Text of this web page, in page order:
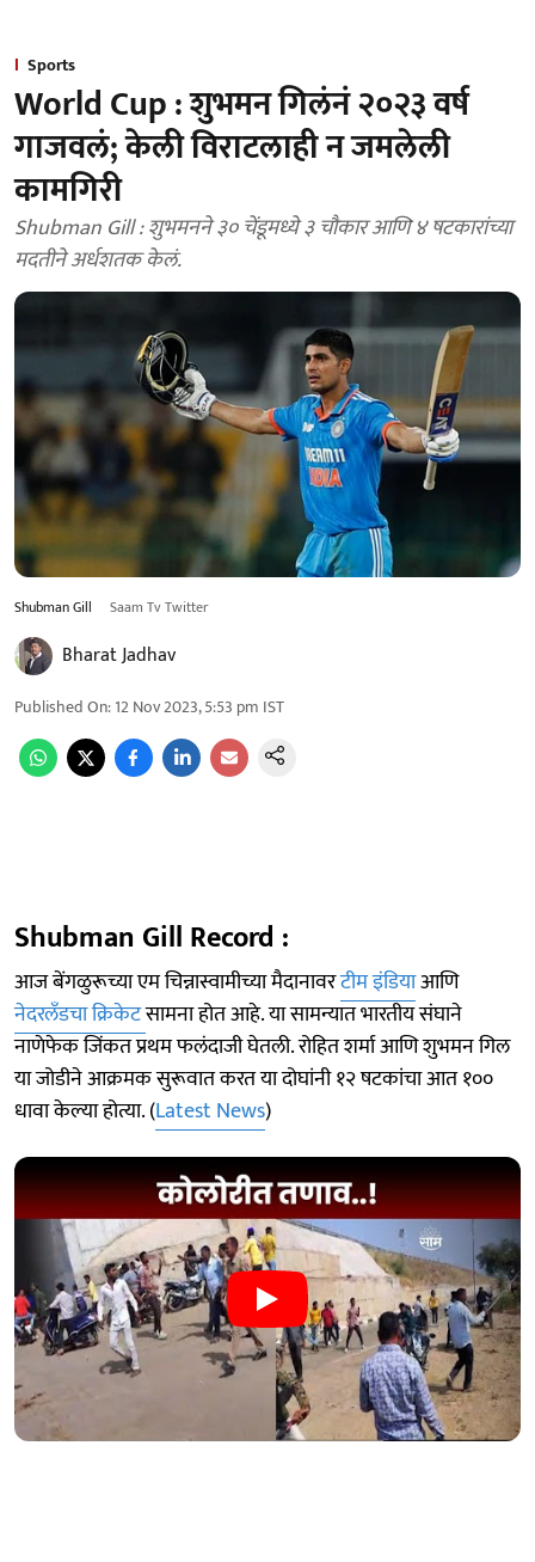
Sports
World Cup : शुभमन गिलंनं २०२३ वर्ष
गाजवलं; केली विराटलाही न जमलेली
कामगिरी
Shubman Gill : शुभमनने ३० चेंडूमध्ये ३ चौकार आणि ४ षटकारांच्या
मदतीने अर्धशतक केलं.
Shubman Gill Saam Tv Twitter
Bharat Jadhav
Published On:12 Nov 2023, 5:53 pm IST
Shubman Gill Record :
आज बेंगळुरूच्या एम चिन्नास्वामीच्या मैदानावरटीम इंडियाआणि
नेदरलँडचाक्रिकेटसामना होत आहे. या सामन्यात भारतीय संघाने
नाणेफेक जिंकत प्रथम फलंदाजी घेतली. रोहित शर्मा आणि शुभमन गिल
या जोडीने आक्रमक सुरूवात करत या दोघांनी १२ षटकांचा आत १००
धावा केल्या होत्या. (Latest News)